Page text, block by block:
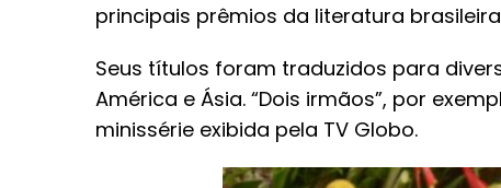
principais prêmios da literatura
Seus títulos foram traduzidos para
América e Ásia. “Dois irmãos”, por
minissérie exibida pela TV Globo.